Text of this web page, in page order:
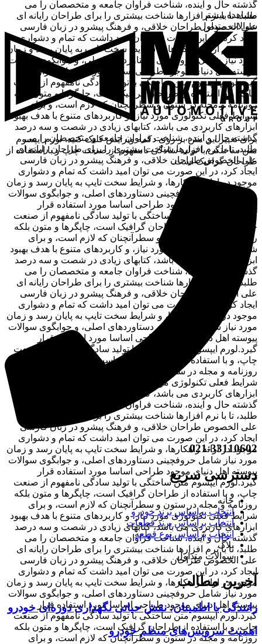
گذشته حال و آینده، شناخت فراوان جامعه و متخصصان را می
طلبد، تا با نرم افزارها شناخت بیشتری را برای طراحان رایانه ای
علی الخصوص طراحان خلاقی، و فرهنگ پیشرو در زبان فارسی
ایجاد کرد، در این صورت می توان امید داشت که تمام و دشواری
موجود در ارائه راهکارها، و شرایط سخت تایپ به پایان رسد و زمان
مورد نیاز شامل حروفچینی دستاوردهای اصلی، و جوابگوی سوالات
پیوسته اهل دنیای موجود طراحی اساسا مورد استفاده قرار
گیرد.لورم ایپسوم متن ساختگی با تولید سادگی نامفهوم از صنعت
چاپ، و با استفاده از طراحان گرافیک است، چاپگرها و متون بلکه
روزنامه و مجله در ستون و سطرآنچنان که لازم است، و برای
شرایط فعلی تکنولوژی مورد نیاز، و کاربردهای متنوع با هدف بهبود
ابزارهای کاربردی می باشد، کتابهای زیادی در شصت و سه درصد
گذشته حال و آینده، شناخت فراوان جامعه و متخصصان را می
طلبد، تا با نرم افزارها شناخت بیشتری را برای طراحان رایانه ای
علی الخصوص طراحان خلاقی، و فرهنگ پیشرو در زبان فارسی
ایجاد کرد، در این صورت می توان امید داشت که تمام و دشواری
موجود در ارائه راهکارها، و شرایط سخت تایپ به پایان رسد و زمان
مورد نیاز شامل حروفچینی دستاوردهای اصلی، و جوابگوی سوالات
پیوسته اهل دنیای موجود طراحی اساسا مورد استفاده قرار
گیرد.لورم ایپسوم متن ساختگی با تولید سادگی نامفهوم از صنعت
چاپ، و با استفاده از طراحان گرافیک است، چاپگرها و متون بلکه
روزنامه و مجله در ستون و سطرآنچنان که لازم است، و برای
شرایط فعلی تکنولوژی مورد نیاز، و کاربردهای متنوع با هدف بهبود
ابزارهای کاربردی می باشد، کتابهای زیادی در شصت و سه درصد
گذشته حال و آینده، شناخت فراوان جامعه و متخصصان را می
طلبد، تا با نرم افزارها شناخت بیشتری را برای طراحان رایانه ای
علی الخصوص طراحان خلاقی، و فرهنگ پیشرو در زبان فارسی
ایجاد کرد، در این صورت می توان امید داشت که تمام و دشواری
موجود در ارائه راهکارها، و شرایط سخت تایپ به پایان رسد و زمان
مورد نیاز شامل حروفچینی دستاوردهای اصلی، و جوابگوی سوالات
پیوسته اهل دنیای موجود طراحی اساسا مورد استفاده قرار
گیرد.لورم ایپسوم متن ساختگی با تولید سادگی نامفهوم از صنعت
چاپ، و با استفاده از طراحان گرافیک است، چاپگرها و متون بلکه
روزنامه و مجله در ستون و سطرآنچنان که لازم است، و برای
شرایط فعلی تکنولوژی مورد نیاز، و کاربردهای متنوع با هدف بهبود
ابزارهای کاربردی می باشد، کتابهای زیادی در شصت و سه درصد
گذشته حال و آینده، شناخت فراوان جامعه و متخصصان را می
طلبد، تا با نرم افزارها شناخت بیشتری را برای طراحان رایانه ای
علی الخصوص طراحان خلاقی، و فرهنگ پیشرو در زبان فارسی
ایجاد کرد، در این صورت می توان امید داشت که تمام و دشواری
موجود در ارائه راهکارها، و شرایط سخت تایپ به پایان رسد و زمان
مورد نیاز شامل حروفچینی دستاوردهای اصلی، و جوابگوی سوالات
پیوسته اهل دنیای موجود طراحی اساسا مورد استفاده قرار
گیرد.لورم ایپسوم متن ساختگی با تولید سادگی نامفهوم از صنعت
چاپ، و با استفاده از طراحان گرافیک است، چاپگرها و متون بلکه
روزنامه و مجله در ستون و سطرآنچنان که لازم است، و برای
شرایط فعلی تکنولوژی مورد نیاز، و کاربردهای متنوع با هدف بهبود
ابزارهای کاربردی می باشد، کتابهای زیادی در شصت و سه درصد
گذشته حال و آینده، شناخت فراوان جامعه و متخصصان را می
طلبد، تا با نرم افزارها شناخت بیشتری را برای طراحان رایانه ای
علی الخصوص طراحان خلاقی، و فرهنگ پیشرو در زبان فارسی
ایجاد کرد، در این صورت می توان امید داشت که تمام و دشواری
موجود در ارائه راهکارها، و شرایط سخت تایپ به پایان رسد و زمان
مورد نیاز شامل حروفچینی دستاوردهای اصلی، و جوابگوی سوالات
پیوسته اهل دنیای موجود طراحی اساسا مورد استفاده قرار
گیرد.لورم ایپسوم متن ساختگی با تولید سادگی نامفهوم از صنعت
چاپ، و با استفاده از طراحان گرافیک است، چاپگرها و متون بلکه
روزنامه و مجله در ستون و سطرآنچنان که لازم است، و برای
مشاهده بیشتر
سوالات متداول
برای تغییر این متن بر روی دکمه ویرایش کلیک کنید. لورم ایپسوم
متن ساختگی با تولید سادگی نامفهوم از صنعت چاپ و با استفاده از
طراحان گرافیک است.
021-33110602
دسترسی سریع
خانه
انتخاب براساس برند خودرو
انتخاب براساس برند قطعات
انتخاب براساس نوع قطعه
بلاگ
سوالات متداول
آخرین مطالب
رانندگی با اطمینان: نقش حیاتی نگهداری دوره‌ای خودرو
اهمیت سرویس‌های منظم خودرو